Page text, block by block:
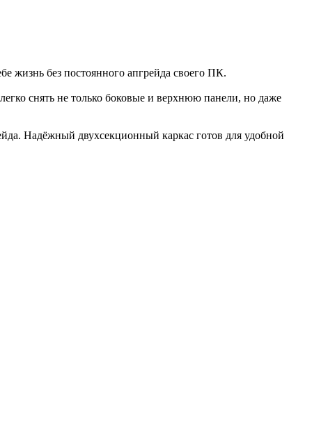
жизнь без постоянного апгрейда своего ПК.
снять не только боковые и верхнюю панели, но даже
Надёжный двухсекционный каркас готов для удобной